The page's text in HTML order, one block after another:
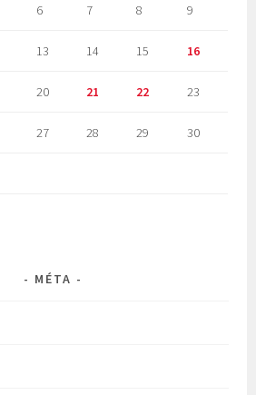
6 7 8 9
13 14 15 16
20 21 22 23
27 28 29 30
MÉTA